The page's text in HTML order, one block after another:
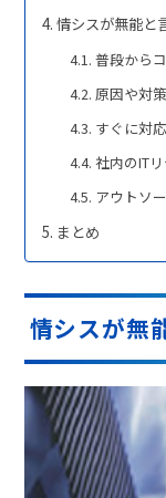
情シスが無能と
普段から
原因や対
すぐに対
社内のIT
アウトソ
まとめ
情シスが無